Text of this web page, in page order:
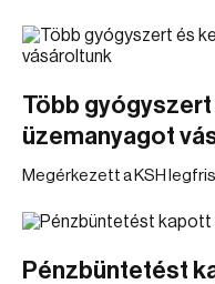
Több
üzemanyagot
Megérkezett a KSH
Pénzbüntetést